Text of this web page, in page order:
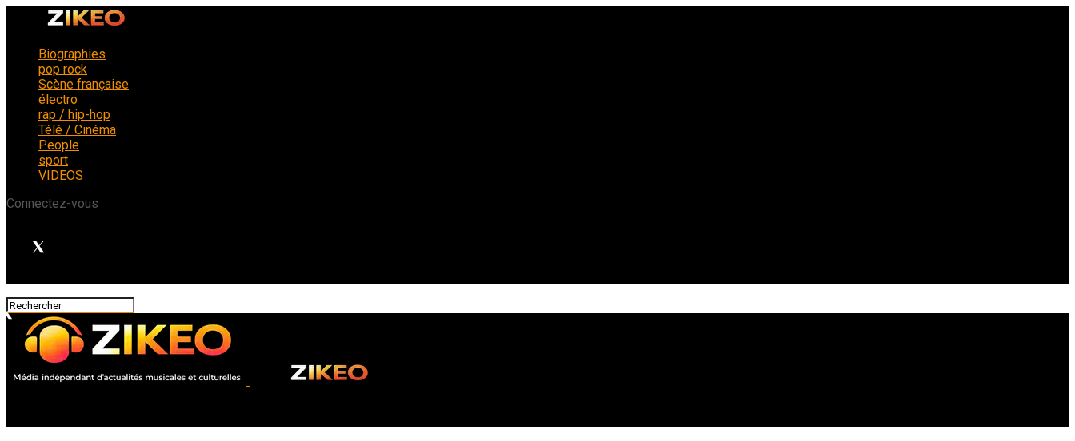
Biographies
pop rock
Scène française
électro
rap / hip-hop
Télé / Cinéma
People
sport
VIDEOS
Connectez-vous